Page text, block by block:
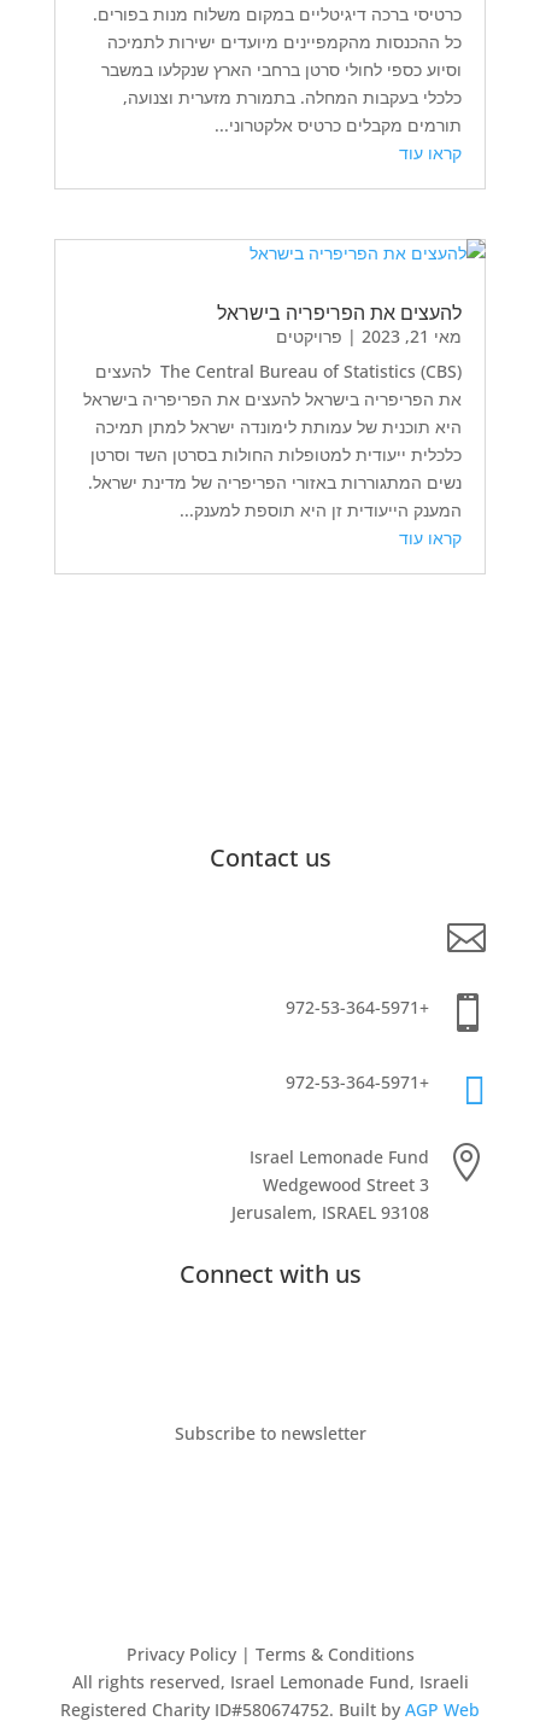
כרטיסי ברכה דיגיטליים במקום משלוח מנות בפורים.
כל ההכנסות מהקמפיינים מיועדים ישירות לתמיכה
וסיוע כספי לחולי סרטן ברחבי הארץ שנקלעו במשבר
כלכלי בעקבות המחלה. בתמורת מזערית וצנועה,
תורמים מקבלים כרטיס אלקטרוני...
קראו עוד
להעצים את הפריפריה בישראל
מאי 21, 2023 | פרויקטים
The Central Bureau of Statistics (CBS) להעצים
את הפריפריה בישראל להעצים את הפריפריה בישראל
היא תוכנית של עמותת לימונדה ישראל למתן תמיכה
כלכלית ייעודית למטופלות החולות בסרטן השד וסרטן
נשים המתגוררות באזורי הפריפריה של מדינת ישראל.
המענק הייעודית זן היא תוספת למענק...
קראו עוד
Contact us


+972-53-364-5971

+972-53-364-5971

Israel Lemonade Fund
3 Wedgewood Street
Jerusalem, ISRAEL 93108
Connect with us
Subscribe to newsletter
Privacy Policy | Terms & Conditions
All rights reserved, Israel Lemonade Fund, Israeli
Registered Charity ID#580674752. Built by AGP Web